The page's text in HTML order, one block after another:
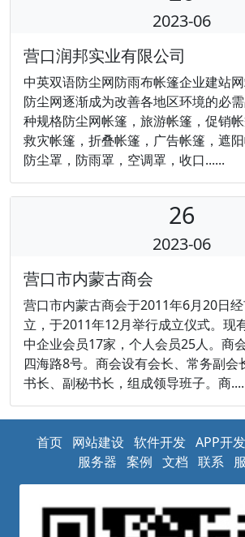
2023-06
营口润邦实业有限公司
中英双语防尘网防雨布帐篷企业建站
防尘网逐渐成为改善各地区环境的必
种规格防尘网帐篷，旅游帐篷，促销
救灾帐篷，折叠帐篷，广告帐篷，遮
防尘罩，防雨罩，空调罩，收口......
26
2023-06
营口市内蒙古商会
营口市内蒙古商会于2011年6月20日
立，于2011年12月举行成立仪式。现
中企业会员17家，个人会员25人。商
四海路8号。商会设有会长、常务副会
书长、副秘书长，组成领导班子。商
首页 网站建设 软件开发 APP开发
服务器 案例 文档 联系